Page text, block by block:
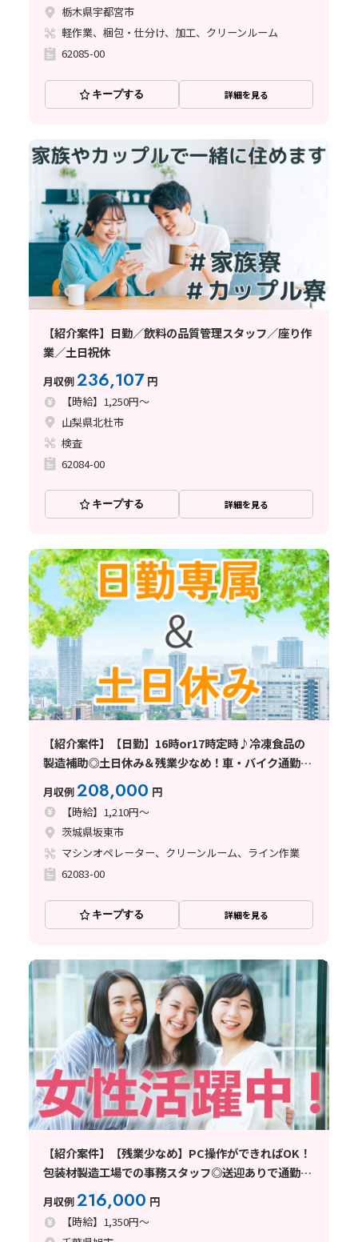
栃木県宇都宮市
軽作業、梱包・仕分け、加工、クリーンルーム
62085-00
キープする 詳細を見る
【紹介案件】日勤／飲料の品質管理スタッフ／座り作
業／土日祝休
月収例236,107 円
【時給】1,250円～
山梨県北杜市
検査
62084-00
キープする 詳細を見る
【紹介案件】【日勤】16時or17時定時♪冷凍食品の
製造補助◎土日休み＆残業少なめ！車・バイク通勤
月収例208,000 円
【時給】1,210円～
茨城県坂東市
マシンオペレーター、クリーンルーム、ライン作業
62083-00
キープする 詳細を見る
【紹介案件】【残業少なめ】PC操作ができればOK！
包装材製造工場での事務スタッフ◎送迎ありで通勤ラ
クラク！
月収例216,000 円
【時給】1,350円～